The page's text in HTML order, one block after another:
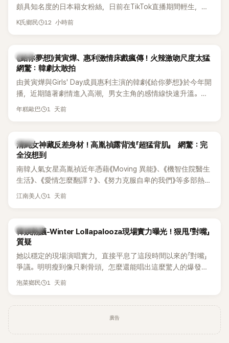
頗具知名度的日本籍女粉絲，日前在TikTok直播期間輕生，最
終不幸身亡，消息曝光後震驚韓網，也讓不少粉絲湧入社群平
K氏鄉民 12 小時前
韓劇
《給你夢想》黃寅燁、惠利激情床戲瘋傳！火辣激吻尺度太猛
網驚：韓劇太敢拍
由黃寅燁與Girls' Day成員惠利主演的韓劇《給你夢想》於今年開
播，近期隨著劇情進入高潮，男女主角的感情線快速升溫。最
新播出的第8集不僅上演火辣吻戲，更接連出現床戲橋段，讓
年糕歐巴 1 天前
韓星
清純女神藏反差身材！高胤禎露背洩「超猛背肌」 網驚：完
全沒想到
南韓人氣女星高胤禎近年憑藉《Moving 異能》、《機智住院醫生
生活》、《愛情怎麼翻譯？》、《努力克服自卑的我們》等多部熱門
作品，躍升為韓劇新一代女神代表，不僅演技備受肯定，精緻
細身材下的超狂背肌與肩膀線條，反差感十足，讓不少網友看
傻直呼：「原來她身材這麼猛！」
江南美人 1 天前
熱議討論
韓娛熱議-Winter Lollapalooza現場實力曝光！狠甩「對嘴」
質疑
她以穩定的現場演唱實力，直接平息了這段時間以來的「對嘴」
爭議。明明瘦到像只剩骨頭，怎麼還能唱出這麼驚人的爆發力
和音量？
泡菜鄉民 1 天前
廣告